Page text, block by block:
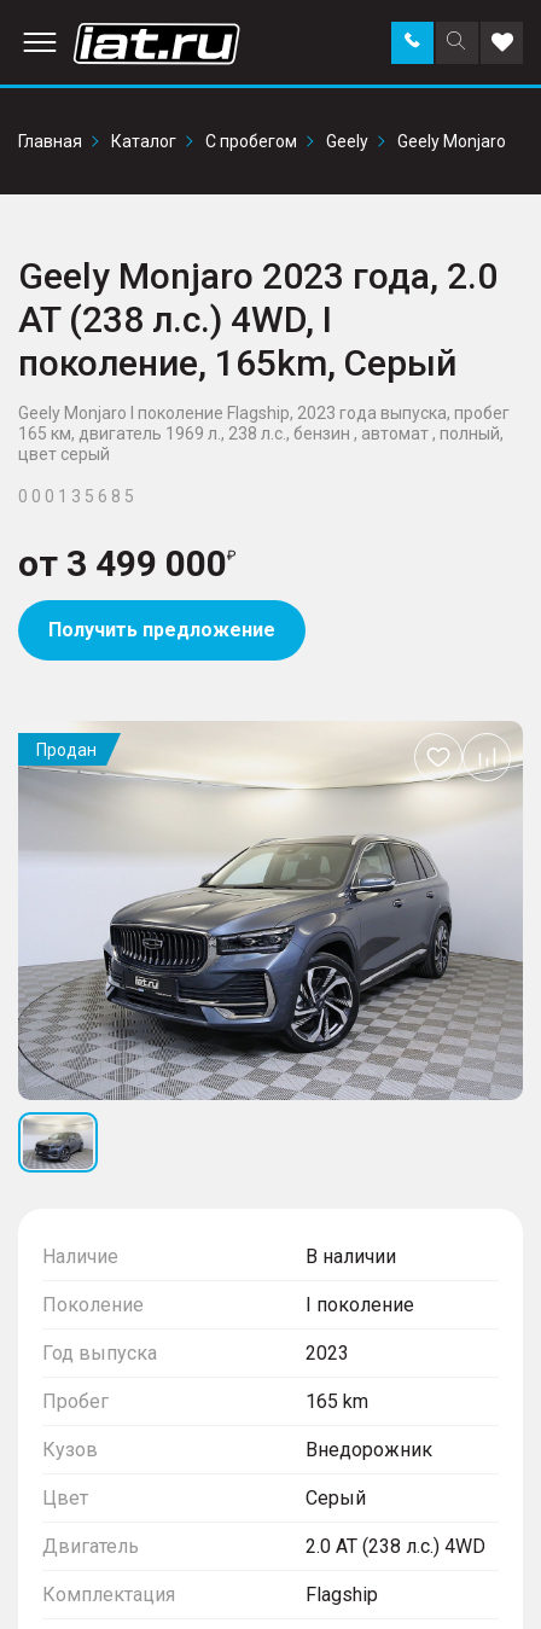
Поиск
по
Заказать
звонок в
Главная
Каталог С пробегом Geely Geely Monjaro
Geely Monjaro 2023 года, 2.0
AT (238 л.с.) 4WD, I
поколение, 165km, Серый
Geely Monjaro I поколение Flagship, 2023 года выпуска, пробег
165 км, двигатель 1969 л., 238 л.с., бензин , автомат , полный,
цвет серый
0 0 0 1 3 5 6 8 5
от 3 499 000
Получить предложение
Наличие В наличии
Поколение I поколение
Год выпуска 2023
Пробег 165 km
Кузов Внедорожник
Цвет Серый
Двигатель 2.0 AT (238 л.с.) 4WD
Комплектация Flagship
Продан
Добавить
в